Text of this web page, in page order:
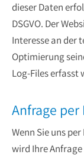
dieser Daten
DSGVO. Der
Interesse an der
Optimierung
Log-Files erfasst
Anfrage per
Wenn Sie uns
wird Ihre